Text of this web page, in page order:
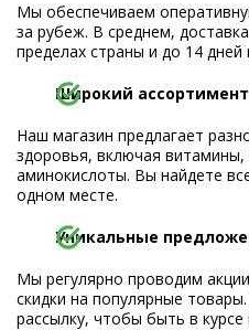
Мы обеспечиваем
за рубеж. В среднем,
пределах страны и до 14
Широкий ассортимент
Наш магазин предлагает
здоровья, включая
аминокислоты. Вы найдете
одном месте.
Уникальные
Мы регулярно проводим
скидки на популярные
рассылку, чтобы быть в